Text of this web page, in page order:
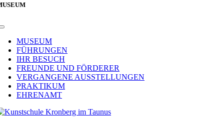
Toggle
NavigationMUSEUM
FÜHRUNGEN
IHR BESUCH
FREUNDE UND FÖRDERER
VERGANGENE AUSSTELLUNGEN
PRAKTIKUM
EHRENAMT